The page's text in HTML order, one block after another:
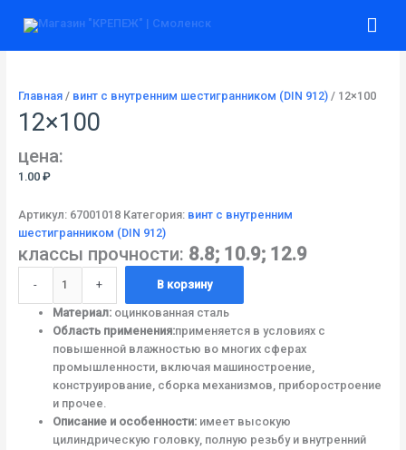
Главная/ винт с внутренним шестигранником (DIN 912)/ 12×100
12×100
цена:
1.00 ₽
Артикул: 67001018 Категория: винт с внутренним
шестигранником (DIN 912)
классы прочности: 8.8; 10.9; 12.9
-
товара
+ В корзину
Материал:оцинкованная сталь
Область применения:применяется в условиях с
повышенной влажностью во многих сферах
промышленности, включая машиностроение,
конструирование, сборка механизмов, приборостроение
и прочее.
Описание и особенности:имеет высокую
цилиндрическую головку, полную резьбу и внутренний